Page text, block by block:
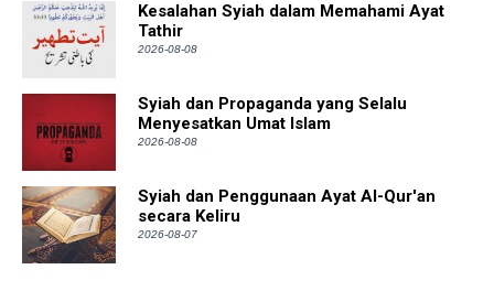
Kesalahan Syiah dalam Memahami Ayat
Tathir
2026-08-08
Syiah dan Propaganda yang Selalu
Menyesatkan Umat Islam
2026-08-08
Syiah dan Penggunaan Ayat Al-Qur'an
secara Keliru
2026-08-07